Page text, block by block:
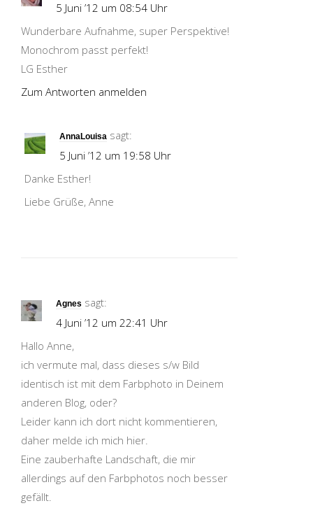
5 Juni ’12 um 08:54 Uhr
Wunderbare Aufnahme, super Perspektive!
Monochrom passt perfekt!
LG Esther
Zum Antworten anmelden
AnnaLouisa sagt:
5 Juni ’12 um 19:58 Uhr
Danke Esther!
Liebe Grüße, Anne
Agnes sagt:
4 Juni ’12 um 22:41 Uhr
Hallo Anne,
ich vermute mal, dass dieses s/w Bild
identisch ist mit dem Farbphoto in Deinem
anderen Blog, oder?
Leider kann ich dort nicht kommentieren,
daher melde ich mich hier.
Eine zauberhafte Landschaft, die mir
allerdings auf den Farbphotos noch besser
gefällt.